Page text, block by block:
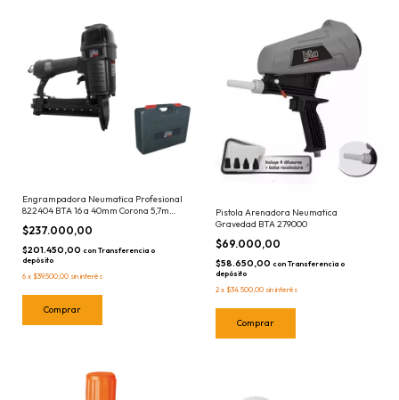
Engrampadora Neumatica Profesional
822404 BTA 16 a 40mm Corona 5,7mm
Ga18 con Maletin y Gafas Grampadora
$237.000,00
$201.450,00 con Transferencia o
depósito
6 x $39.500,00 sin interés
Pistola Arenadora Neumatica
Gravedad BTA 279000
$69.000,00
$58.650,00 con Transferencia o
depósito
2 x $34.500,00 sin interés